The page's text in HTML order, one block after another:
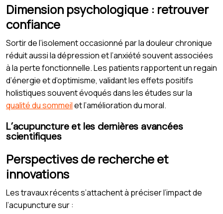
Dimension psychologique : retrouver
confiance
Sortir de l’isolement occasionné par la douleur chronique
réduit aussi la dépression et l’anxiété souvent associées
à la perte fonctionnelle. Les patients rapportent un regain
d’énergie et d’optimisme, validant les effets positifs
holistiques souvent évoqués dans les études sur la
qualité du sommeilet l’amélioration du moral.
L’acupuncture et les dernières avancées
scientifiques
Perspectives de recherche et
innovations
Les travaux récents s’attachent à préciser l’impact de
l’acupuncture sur :